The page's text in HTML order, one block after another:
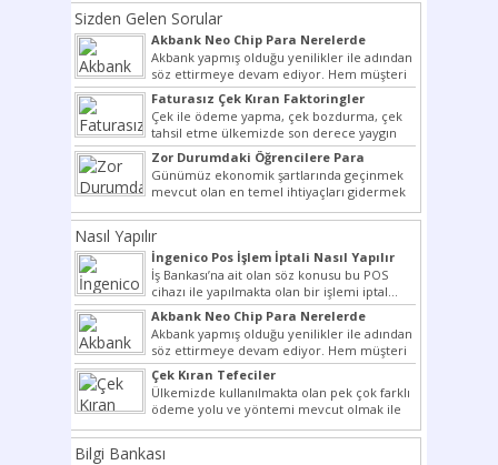
Sizden Gelen Sorular
Akbank Neo Chip Para Nerelerde
Kullanılır?
Akbank yapmış olduğu yenilikler ile adından
söz ettirmeye devam ediyor. Hem müşteri
potansiyelini arttırmak hem...
Faturasız Çek Kıran Faktoringler
Çek ile ödeme yapma, çek bozdurma, çek
tahsil etme ülkemizde son derece yaygın
bir şekilde...
Zor Durumdaki Öğrencilere Para
Yardımı
Günümüz ekonomik şartlarında geçinmek
mevcut olan en temel ihtiyaçları gidermek
dahi son derece zor olmak...
Nasıl Yapılır
İngenico Pos İşlem İptali Nasıl Yapılır
İş Bankası’na ait olan söz konusu bu POS
cihazı ile yapılmakta olan bir işlemi iptal...
Akbank Neo Chip Para Nerelerde
Kullanılır?
Akbank yapmış olduğu yenilikler ile adından
söz ettirmeye devam ediyor. Hem müşteri
potansiyelini arttırmak hem...
Çek Kıran Tefeciler
Ülkemizde kullanılmakta olan pek çok farklı
ödeme yolu ve yöntemi mevcut olmak ile
beraber bunlar...
Bilgi Bankası